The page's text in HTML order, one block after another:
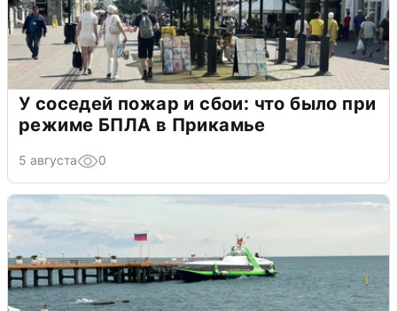
У соседей пожар и сбои: что было при
режиме БПЛА в Прикамье
5 августа 0